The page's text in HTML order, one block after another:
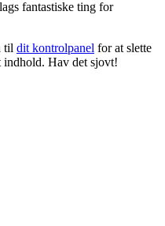
fantastiske ting for
til dit kontrolpanel for at slette
indhold. Hav det sjovt!